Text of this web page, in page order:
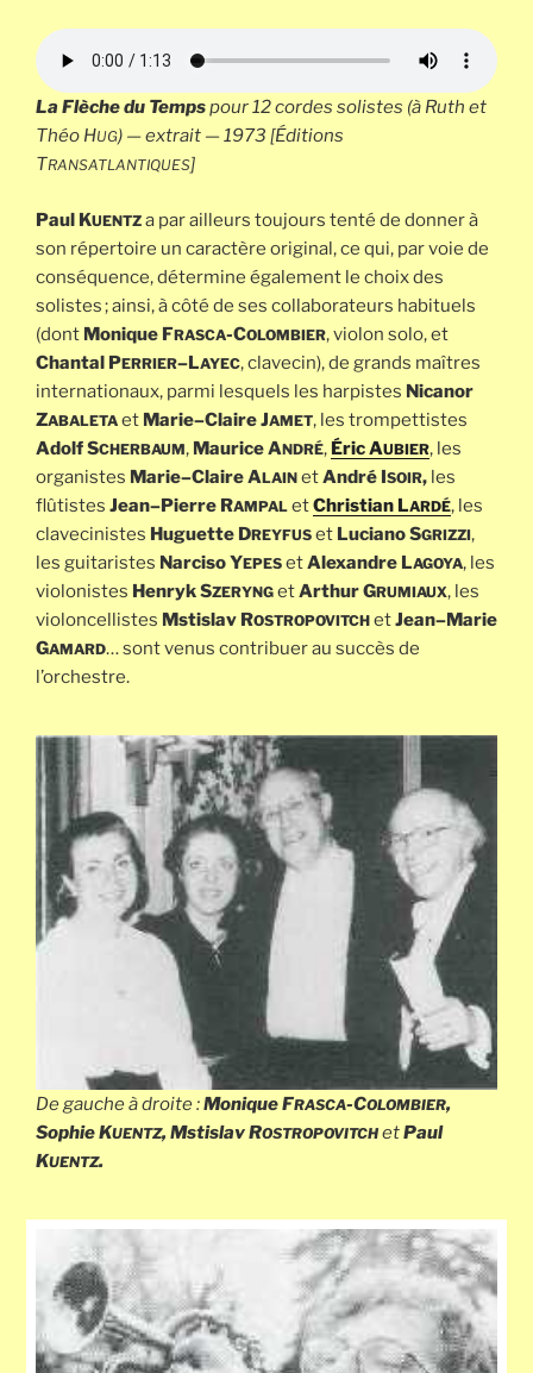
La Flèche du Tempspour 12 cordes solistes (à Ruth et
Théo HUG) — extrait — 1973 [Éditions
TRANSATLANTIQUES]
Paul KUENTZ a par ailleurs toujours tenté de donner à
son répertoire un caractère original, ce qui, par voie de
conséquence, détermine également le choix des
solistes ; ainsi, à côté de ses collaborateurs habituels
(dont Monique FRASCA-COLOMBIER, violon solo, et
Chantal PERRIER–LAYEC, clavecin), de grands maîtres
internationaux, parmi lesquels les harpistes Nicanor
ZABALETA et Marie–Claire JAMET, les trompettistes
Adolf SCHERBAUM, Maurice ANDRÉ, Éric AUBIER, les
organistes Marie–Claire ALAIN etAndré ISOIR, les
flûtistes Jean–Pierre RAMPAL etChristian LARDÉ, les
clavecinistes Huguette DREYFUS et Luciano SGRIZZI,
les guitaristes Narciso YEPES etAlexandre LAGOYA, les
violonistes Henryk SZERYNG etArthur GRUMIAUX, les
violoncellistes Mstislav ROSTROPOVITCH etJean–Marie
GAMARD… sont venus contribuer au succès de
l’orchestre.
De gauche à droite :Monique FRASCA-COLOMBIER,
Sophie KUENTZ, Mstislav ROSTROPOVITCH etPaul
KUENTZ.